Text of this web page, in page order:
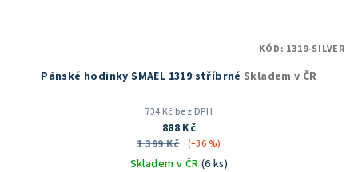
Pánské hodinky SMAEL 1319 stříbrné Skladem v ČR
734 Kč bez DPH
888 Kč
1 399 Kč
(–36 %)
Skladem v ČR (6 ks)
KÓD: 1319-SILVER